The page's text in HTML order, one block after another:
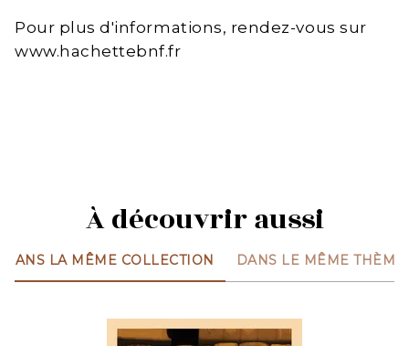
Pour plus d'informations, rendez-vous sur
www.hachettebnf.fr
À découvrir aussi
DANS LA MÊME COLLECTION DANS LE MÊME THÈME